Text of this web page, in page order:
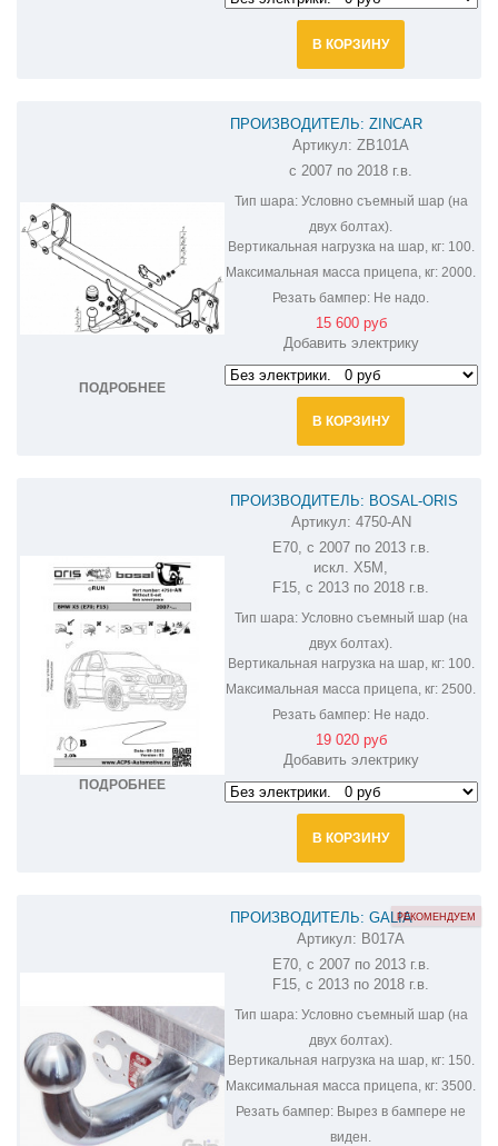
В КОРЗИНУ
ПОДРОБНЕЕ
ПРОИЗВОДИТЕЛЬ: ZINCAR
ОЦИНКОВАННЫЙ ФАРКОП НА BMW
X5 ZB101A
Артикул: ZB101A
с 2007 по 2018 г.в.
Тип шара:Условно съемный шар (на
двух болтах).
Вертикальная нагрузка на шар, кг:100.
Максимальная масса прицепа, кг: 2000.
Резать бампер: Не надо.
15 600 руб
Добавить электрику
В КОРЗИНУ
ПОДРОБНЕЕ
ПРОИЗВОДИТЕЛЬ: BOSAL-ORIS
ФАРКОП НА BMW X5 4750-AN
Артикул: 4750-AN
E70, с 2007 по 2013 г.в.
искл. X5M,
F15, с 2013 по 2018 г.в.
Тип шара:Условно съемный шар (на
двух болтах).
Вертикальная нагрузка на шар, кг:100.
Максимальная масса прицепа, кг: 2500.
Резать бампер: Не надо.
19 020 руб
Добавить электрику
В КОРЗИНУ
ПРОИЗВОДИТЕЛЬ: GALIA
ОЦИНКОВАННЫЙ ФАРКОП НА BMW
X5 B017A
Артикул: B017A
E70, с 2007 по 2013 г.в.
F15, с 2013 по 2018 г.в.
Тип шара:Условно съемный шар (на
двух болтах).
Вертикальная нагрузка на шар, кг:150.
Максимальная масса прицепа, кг: 3500.
Резать бампер: Вырез в бампере не
виден.
РЕКОМЕНДУЕМ